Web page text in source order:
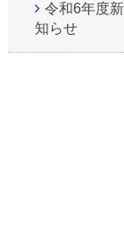
令和6年度
知らせ